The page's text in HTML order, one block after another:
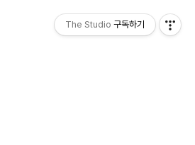
The Studio 구독하기